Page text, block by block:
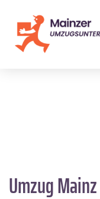
Umzug Mainz